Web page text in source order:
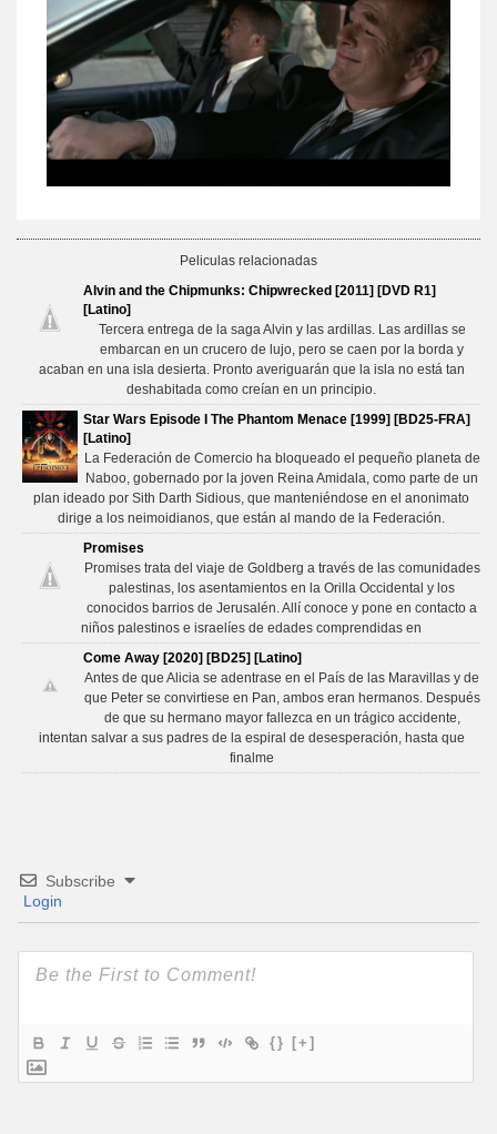
Peliculas relacionadas
Alvin and the Chipmunks: Chipwrecked [2011] [DVD R1]
[Latino]
Tercera entrega de la saga Alvin y las ardillas. Las ardillas se
embarcan en un crucero de lujo, pero se caen por la borda y
acaban en una isla desierta. Pronto averiguarán que la isla no está tan
deshabitada como creían en un principio.
Star Wars Episode I The Phantom Menace [1999] [BD25-FRA]
[Latino]
La Federación de Comercio ha bloqueado el pequeño planeta de
Naboo, gobernado por la joven Reina Amidala, como parte de un
plan ideado por Sith Darth Sidious, que manteniéndose en el anonimato
dirige a los neimoidianos, que están al mando de la Federación.
Promises
Promises trata del viaje de Goldberg a través de las comunidades
palestinas, los asentamientos en la Orilla Occidental y los
conocidos barrios de Jerusalén. Allí conoce y pone en contacto a
niños palestinos e israelíes de edades comprendidas en
Come Away [2020] [BD25] [Latino]
Antes de que Alicia se adentrase en el País de las Maravillas y de
que Peter se convirtiese en Pan, ambos eran hermanos. Después
de que su hermano mayor fallezca en un trágico accidente,
intentan salvar a sus padres de la espiral de desesperación, hasta que
finalme
Subscribe
Login
{} [+]